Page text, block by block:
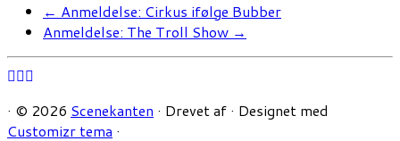
← Anmeldelse: Cirkus ifølge Bubber
Anmeldelse: The Troll Show →
· © 2026 Scenekanten · Drevet af · Designet med
Customizr tema ·